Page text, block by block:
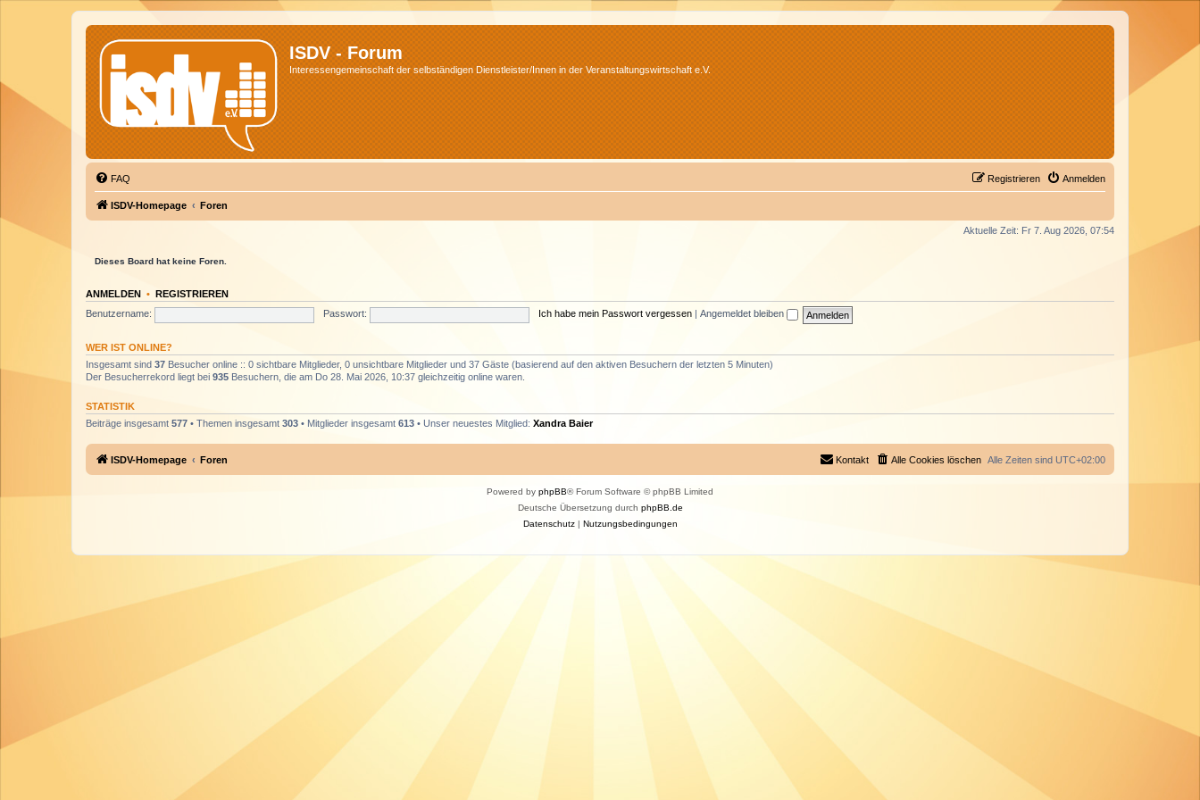
ISDV - Forum
Interessengemeinschaft der selbständigen Dienstleister/Innen in der Veranstaltungswirtschaft e.V.
FAQ Anmelden
Registrieren
ISDV-Homepage Foren
Aktuelle Zeit: Fr 7. Aug 2026, 07:54
Dieses Board hat keine Foren.
ANMELDEN • REGISTRIEREN
Benutzername:
Passwort: Ich habe mein Passwort vergessen Angemeldet bleiben
WER IST ONLINE?
Insgesamt sind 37 Besucher online :: 0 sichtbare Mitglieder, 0 unsichtbare Mitglieder und 37 Gäste (basierend auf den aktiven Besuchern der letzten 5 Minuten)
Der Besucherrekord liegt bei 935 Besuchern, die am Do 28. Mai 2026, 10:37 gleichzeitig online waren.
STATISTIK
Beiträge insgesamt 577 • Themen insgesamt 303 • Mitglieder insgesamt 613 • Unser neuestes Mitglied: Xandra Baier
ISDV-Homepage Foren Alle Zeiten sind UTC+02:00
Alle Cookies löschen
Kontakt
Powered by phpBB® Forum Software © phpBB Limited
Deutsche Übersetzung durch phpBB.de
Datenschutz| Nutzungsbedingungen